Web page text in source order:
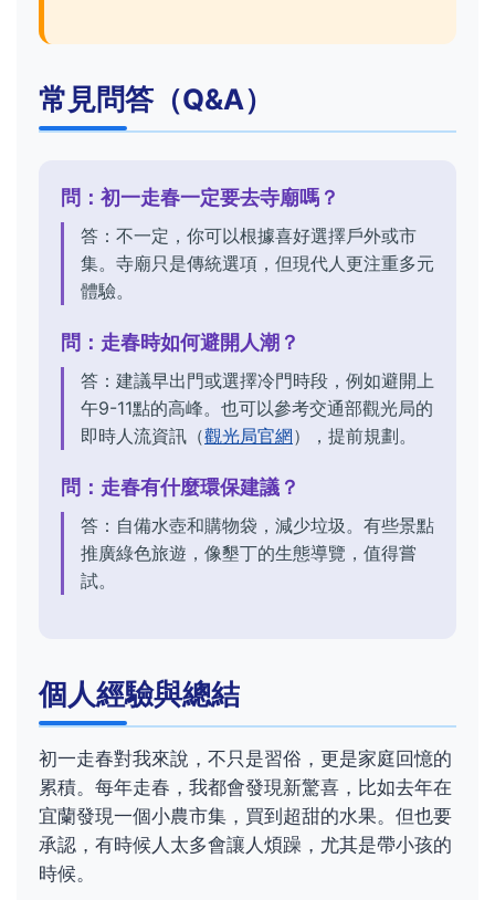
常見問答（Q&A）
問：初一走春一定要去寺廟嗎？
答：不一定，你可以根據喜好選擇戶外或市
集。寺廟只是傳統選項，但現代人更注重多元
體驗。
問：走春時如何避開人潮？
答：建議早出門或選擇冷門時段，例如避開上
午9-11點的高峰。也可以參考交通部觀光局的
即時人流資訊（觀光局官網），提前規劃。
問：走春有什麼環保建議？
答：自備水壺和購物袋，減少垃圾。有些景點
推廣綠色旅遊，像墾丁的生態導覽，值得嘗
試。
個人經驗與總結
初一走春對我來說，不只是習俗，更是家庭回憶的
累積。每年走春，我都會發現新驚喜，比如去年在
宜蘭發現一個小農市集，買到超甜的水果。但也要
承認，有時候人太多會讓人煩躁，尤其是帶小孩的
時候。